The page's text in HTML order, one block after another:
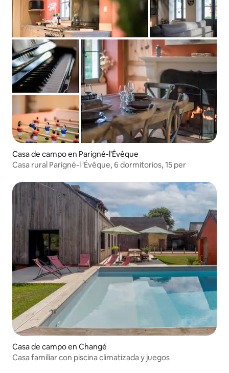
Casa de campo en Parigné-l'Évêque
Casa rural Parigné-l 'Évêque, 6 dormitorios, 15 per
Casa de campo en Changé
Casa familiar con piscina climatizada y juegos